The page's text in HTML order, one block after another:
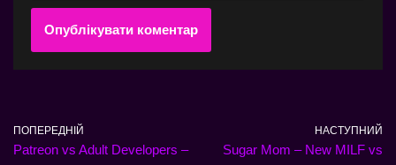
ПОПЕРЕДНІЙ
Patreon vs Adult Developers –
НАСТУПНИЙ
Sugar Mom – New MILF vs